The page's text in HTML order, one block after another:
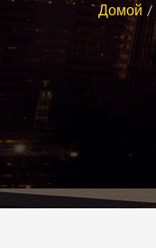
Домой